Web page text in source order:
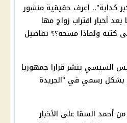
كدابة".. اعرف حقيقية منشور
أخبار اقتراب زواج مها
كتبه ولماذا مسحه؟؟ تفاصيل
السيسي ينشر قرارا جمهوريا
بشكل رسمي في "الجريدة
أحمد السقا على الأخبار